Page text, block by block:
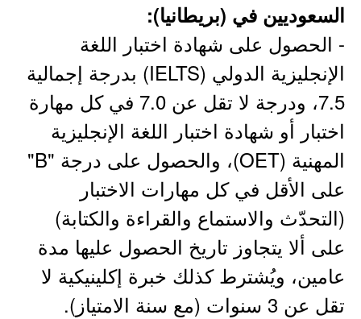
السعوديين في (بريطانيا):
- الحصول على شهادة اختبار اللغة
الإنجليزية الدولي (IELTS) بدرجة إجمالية
7.5، ودرجة لا تقل عن 7.0 في كل مهارة
اختبار أو شهادة اختبار اللغة الإنجليزية
المهنية (OET)، والحصول على درجة "B"
على الأقل في كل مهارات الاختبار
(التحدّث والاستماع والقراءة والكتابة)
على ألا يتجاوز تاريخ الحصول عليها مدة
عامين، ويُشترط كذلك خبرة إكلينيكية لا
تقل عن 3 سنوات (مع سنة الامتياز).